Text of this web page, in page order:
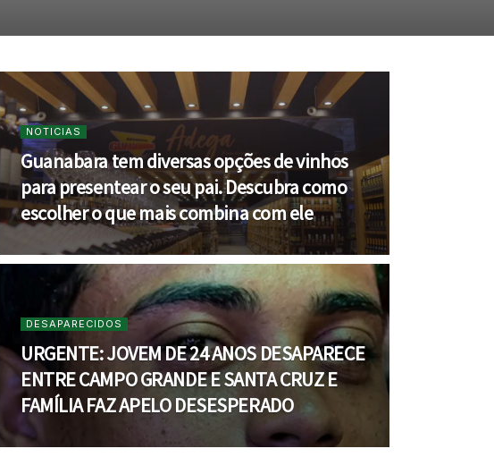
NOTICIAS
Guanabara tem diversas opções de vinhos
para presentear o seu pai. Descubra como
escolher o que mais combina com ele
DESAPARECIDOS
URGENTE: JOVEM DE 24 ANOS DESAPARECE
ENTRE CAMPO GRANDE E SANTA CRUZ E
FAMÍLIA FAZ APELO DESESPERADO